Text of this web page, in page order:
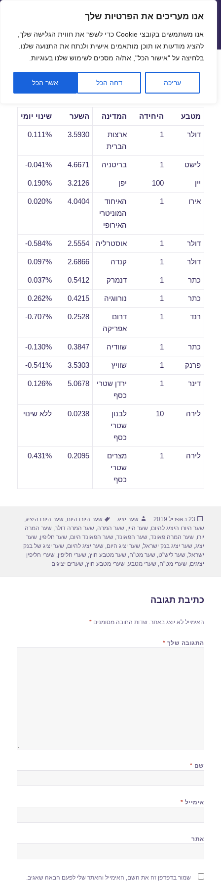
פתח
אנו מעריכים את הפרטיות שלך
אנו משתמשים בקובצי Cookie כדי לשפר את חווית הגלישה שלך,
להציג מודעות או תוכן מותאמים אישית ולנתח את התנועה שלנו.
בלחיצה על "אישור הכל", את/ה מסכים לשימוש שלנו בעוגיות.
עריכה דחה הכל אשר הכל
שערי חליפין יציגים – שער יציג
תפריטים
ווידג'טים
שערי חליפין יומיים לתאריך
23/04/2019
מטבע היחידה המדינה השער שינוי יומי
דולר 1
ארצות
הברית
3.5930
0.111%
לישט 1 בריטניה 4.6671
0.041%-
יין 100 יפן 3.2126
0.190%
אירו 1
האיחוד
המוניטרי
האירופי
4.0404
0.020%
דולר 1 אוסטרליה 2.5554
0.584%-
דולר 1 קנדה 2.6866
0.097%
כתר 1 דנמרק 0.5412
0.037%
כתר 1 נורווגיה 0.4215
0.262%
רנד 1
דרום
אפריקה
0.2528
0.707%-
כתר 1 שוודיה 0.3847
0.130%-
פרנק 1 שוויץ 3.5303
0.541%-
דינר 1
ירדן שטרי
כסף
5.0678
0.126%
לירה 10
לבנון
שטרי
כסף
0.0238 ללא שינוי
לירה 1
מצרים
שטרי
כסף
0.2095
0.431%
פורסם
בתאריך
23 באפריל 2019 מחבר
שער יציג תגיות
שער היורו היום,שער היורו היציג,
שער היורו היציג להיום,שער היין,שער המרה,שער המרה דולר,שער המרה
יורו,שער המרה פאונד,שער הפאונד,שער הפאונד היום,שער חליפין,שער
יציג,שער יציג בנק ישראל,שער יציג היום,שער יציג להיום,שער יציג של בנק
ישראל,שער ליש"ט,שער מט"ח,שער מטבע חוץ,שערי חליפין,שערי חליפין
יציגים,שערי מט"ח,שערי מטבע,שערי מטבע חוץ,שערים יציגים
כתיבת תגובה
האימייל לא יוצג באתר. שדות החובה מסומנים*
התגובה שלך *
שם *
אימייל *
אתר
שמור בדפדפן זה את השם, האימייל והאתר שלי לפעם הבאה שאגיב.